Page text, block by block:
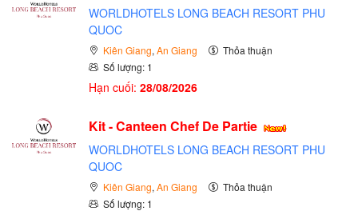
WORLDHOTELS LONG BEACH RESORT PHU
QUOC
Kiên Giang, An Giang
Thỏa thuận
Số lượng: 1
Hạn cuối: 28/08/2026
Kit - Canteen Chef De Partie
WORLDHOTELS LONG BEACH RESORT PHU
QUOC
Kiên Giang, An Giang
Thỏa thuận
Số lượng: 1